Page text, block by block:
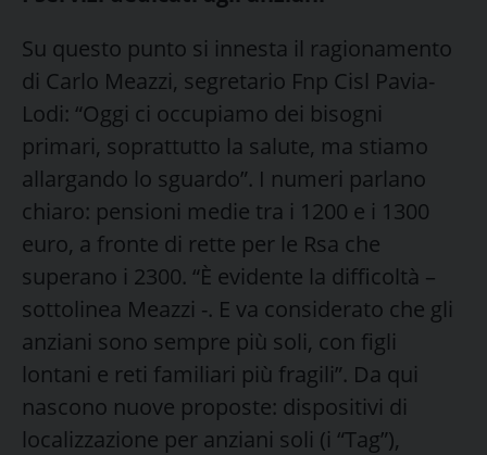
Su questo punto si innesta il ragionamento
di Carlo Meazzi, segretario Fnp Cisl Pavia-
Lodi: “Oggi ci occupiamo dei bisogni
primari, soprattutto la salute, ma stiamo
allargando lo sguardo”. I numeri parlano
chiaro: pensioni medie tra i 1200 e i 1300
euro, a fronte di rette per le Rsa che
superano i 2300. “È evidente la difficoltà –
sottolinea Meazzi -. E va considerato che gli
anziani sono sempre più soli, con figli
lontani e reti familiari più fragili”. Da qui
nascono nuove proposte: dispositivi di
localizzazione per anziani soli (i “Tag”),